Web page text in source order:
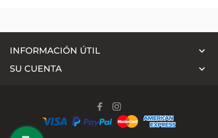
INFORMACIÓN ÚTIL 
SU CUENTA 